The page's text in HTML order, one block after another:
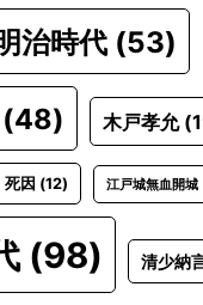
治時代(53)
木戸孝允
死因 (12) 江戸城無血開城
(98) 清少納